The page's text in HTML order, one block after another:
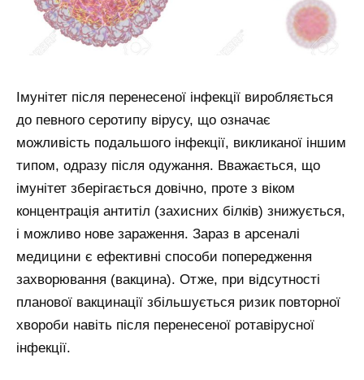
Імунітет після перенесеної інфекції виробляється
до певного серотипу вірусу, що означає
можливість подальшого інфекції, викликаної іншим
типом, одразу після одужання. Вважається, що
імунітет зберігається довічно, проте з віком
концентрація антитіл (захисних білків) знижується,
і можливо нове зараження. Зараз в арсеналі
медицини є ефективні способи попередження
захворювання (вакцина). Отже, при відсутності
планової вакцинації збільшується ризик повторної
хвороби навіть після перенесеної ротавірусної
інфекції.